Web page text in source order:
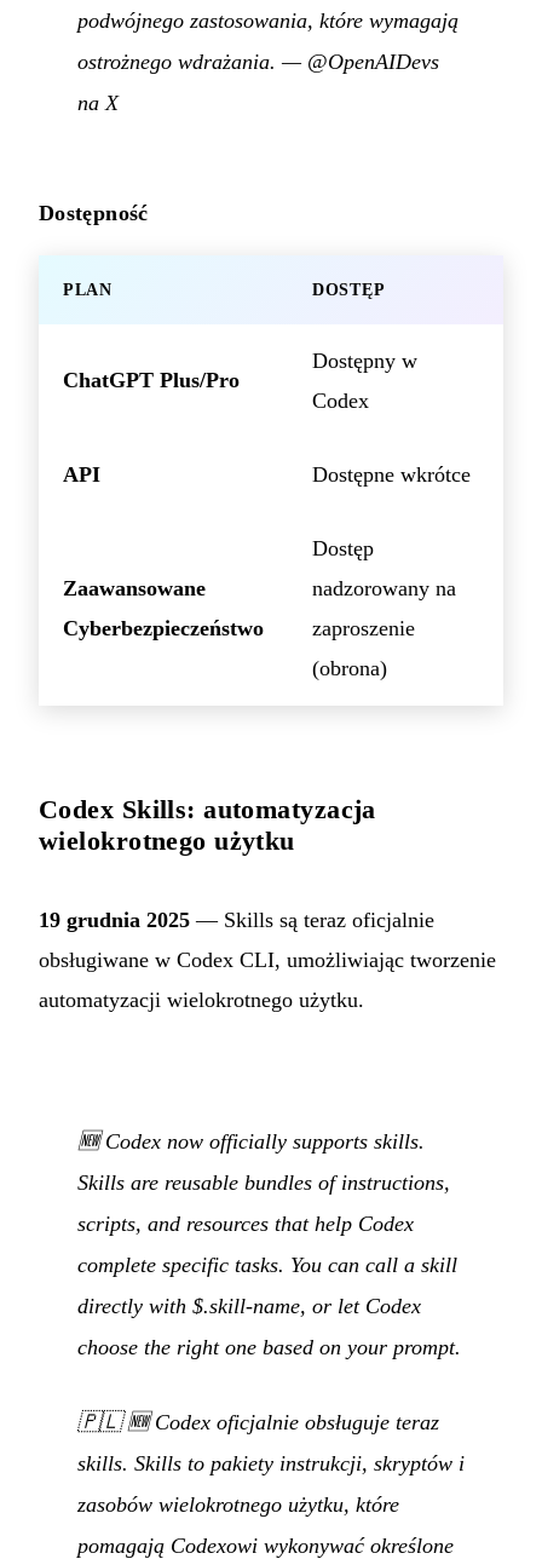
podwójnego zastosowania, które wymagają
ostrożnego wdrażania. — @OpenAIDevs
na X
Dostępność
PLAN DOSTĘP
ChatGPT Plus/Pro
Dostępny w
Codex
API Dostępne wkrótce
Zaawansowane
Cyberbezpieczeństwo
Dostęp
nadzorowany na
zaproszenie
(obrona)
Codex Skills: automatyzacja
wielokrotnego użytku
19 grudnia 2025 — Skills są teraz oficjalnie
obsługiwane w Codex CLI, umożliwiając tworzenie
automatyzacji wielokrotnego użytku.
🆕 Codex now officially supports skills.
Skills are reusable bundles of instructions,
scripts, and resources that help Codex
complete specific tasks. You can call a skill
directly with $.skill-name, or let Codex
choose the right one based on your prompt.
🇵🇱🆕 Codex oficjalnie obsługuje teraz
skills. Skills to pakiety instrukcji, skryptów i
zasobów wielokrotnego użytku, które
pomagają Codexowi wykonywać określone